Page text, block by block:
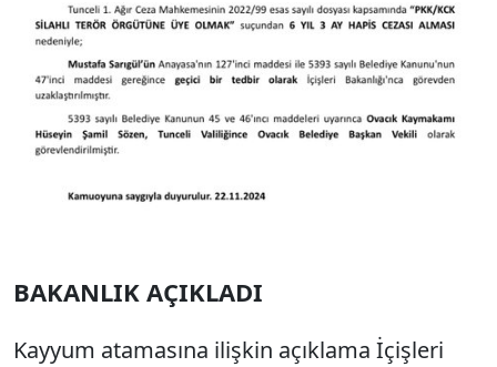
BAKANLIK AÇIKLADI
Kayyum atamasına ilişkin açıklama İçişleri